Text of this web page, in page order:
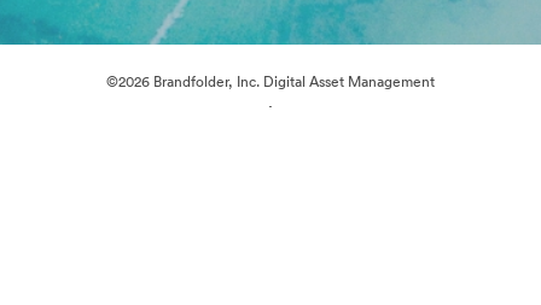
©2026 Brandfolder, Inc. Digital Asset Management
·